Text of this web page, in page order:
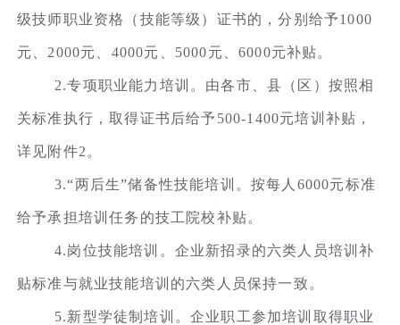
级技师职业资格（技能等级）证书的，分别给予1000
元、2000元、4000元、5000元、6000元补贴。
2.专项职业能力培训。由各市、县（区）按照相
关标准执行，取得证书后给予500-1400元培训补贴，
详见附件2。
3.“两后生”储备性技能培训。按每人6000元标准
给予承担培训任务的技工院校补贴。
4.岗位技能培训。企业新招录的六类人员培训补
贴标准与就业技能培训的六类人员保持一致。
5.新型学徒制培训。企业职工参加培训取得职业